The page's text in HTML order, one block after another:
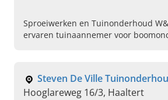
Sproeiwerken en Tuinonderhoud
ervaren tuinaannemer voor
Steven De Ville
Hooglareweg 16/3, Haaltert